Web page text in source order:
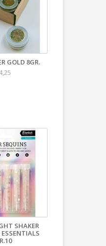
GOLD 8GR.
SHAKER